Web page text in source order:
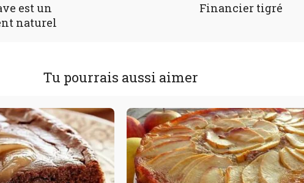
est un
naturel
Financier tigré
Tu pourrais aussi aimer